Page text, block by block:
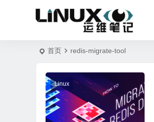
首页 redis-migrate-tool
Linux